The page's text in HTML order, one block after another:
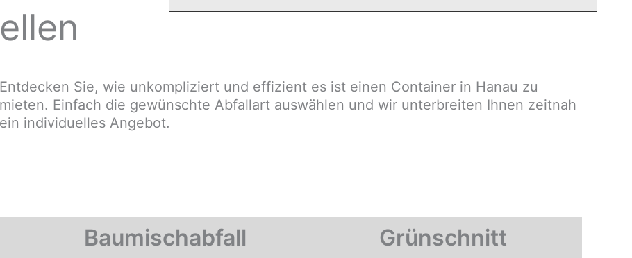
Entdecken Sie, wie unkompliziert und effizient es ist einen Container in Hanau zu
mieten. Einfach die gewünschte Abfallart auswählen und wir unterbreiten Ihnen zeitnah
ein individuelles Angebot.
Baumischabfall Grünschnitt